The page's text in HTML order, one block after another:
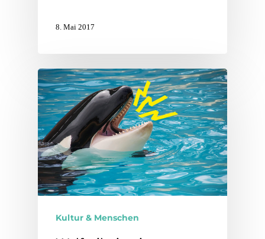
8. Mai 2017
Kultur & Menschen